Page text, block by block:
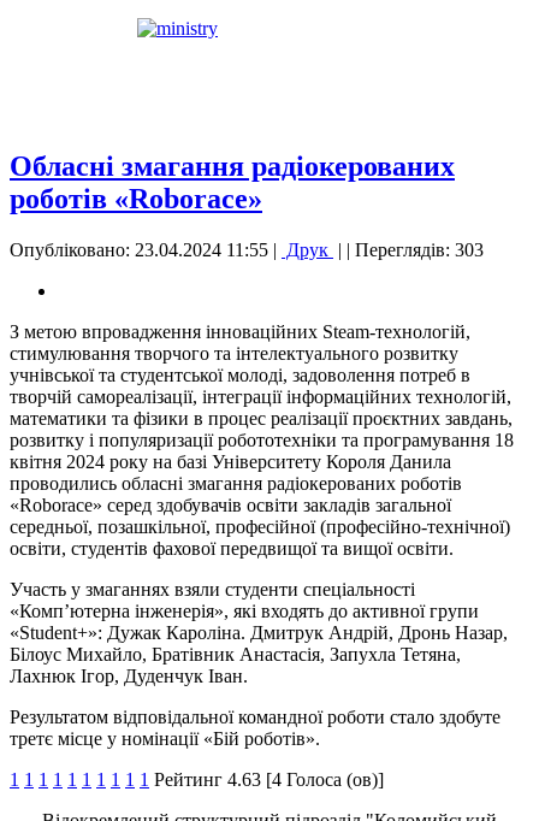
Обласні змагання радіокерованих
роботів «Roborace»
Опубліковано: 23.04.2024 11:55 | Друк | | Переглядів: 303
З метою впровадження інноваційних Steam-технологій,
стимулювання творчого та інтелектуального розвитку
учнівської та студентської молоді, задоволення потреб в
творчій самореалізації, інтеграції інформаційних технологій,
математики та фізики в процес реалізації проєктних завдань,
розвитку і популяризації робототехніки та програмування 18
квітня 2024 року на базі Університету Короля Данила
проводились обласні змагання радіокерованих роботів
«Roborace» серед здобувачів освіти закладів загальної
середньої, позашкільної, професійної (професійно-технічної)
освіти, студентів фахової передвищої та вищої освіти.
Участь у змаганнях взяли студенти спеціальності
«Комп’ютерна інженерія», які входять до активної групи
«Student+»: Дужак Кароліна. Дмитрук Андрій, Дронь Назар,
Білоус Михайло, Братівник Анастасія, Запухла Тетяна,
Лахнюк Ігор, Дуденчук Іван.
Результатом відповідальної командної роботи стало здобуте
третє місце у номінації «Бій роботів».
1 1 1 1 1 1 1 1 1 1 Рейтинг 4.63 [4 Голоса (ов)]